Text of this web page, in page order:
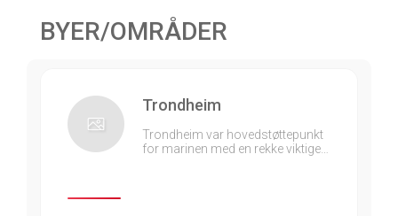
BYER/OMRÅDER
Trondheim
Trondheim var hovedstøttepunkt
for marinen med en rekke viktige…